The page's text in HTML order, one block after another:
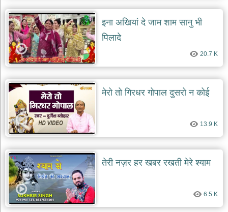
आज
का
भजन
bhajan
of
the
day
जोड़ें
bhajans
इना अखियां दे जाम शाम सानु भी
पिलादे
20.7 K
मेरो तो गिरधर गोपाल दुसरो न कोई
13.9 K
तेरी नज़र हर खबर रखती मेरे श्याम
6.5 K